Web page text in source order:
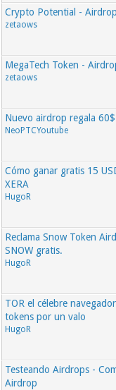
Crypto Potential -
zetaows
MegaTech Token -
zetaows
Nuevo airdrop regala
NeoPTCYoutube
Cómo ganar gratis 15
XERA
HugoR
Reclama Snow Token
SNOW gratis.
HugoR
TOR el célebre
tokens por un valo
HugoR
Testeando Airdrops -
Airdrop